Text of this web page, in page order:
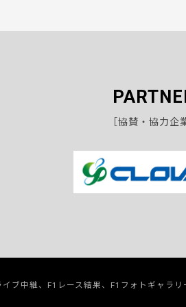
［協賛・協力企
ブ中継、F1レース結果、F1フォトギャラ